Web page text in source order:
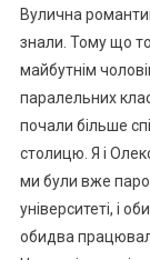
Вулична
знали. Тому що
майбутнім
паралельних
почали більше
столицю. Я і
ми були вже
університеті, і
обидва